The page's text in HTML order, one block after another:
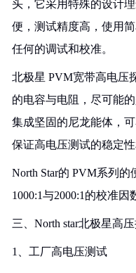
头，它采用特殊的设计
便，测试精度高，使用
任何的调试和校准。
北极星 PVM宽带高电压
的电容与电阻，尽可能
集成坚固的尼龙能体，
保证高电压测试的稳定性
North Star的 PVM系列
1000:1与2000:1的校准因
三、North star北极星高
1、工厂高电压测试